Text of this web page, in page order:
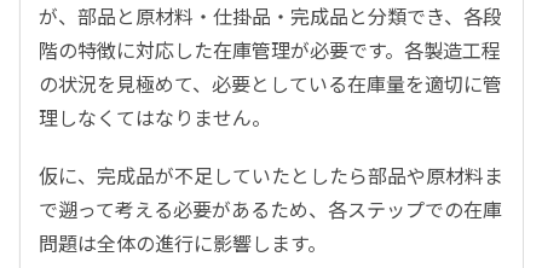
が、部品と原材料・仕掛品・完成品と分類でき、各段
階の特徴に対応した在庫管理が必要です。各製造工程
の状況を見極めて、必要としている在庫量を適切に管
理しなくてはなりません。
仮に、完成品が不足していたとしたら部品や原材料ま
で遡って考える必要があるため、各ステップでの在庫
問題は全体の進行に影響します。